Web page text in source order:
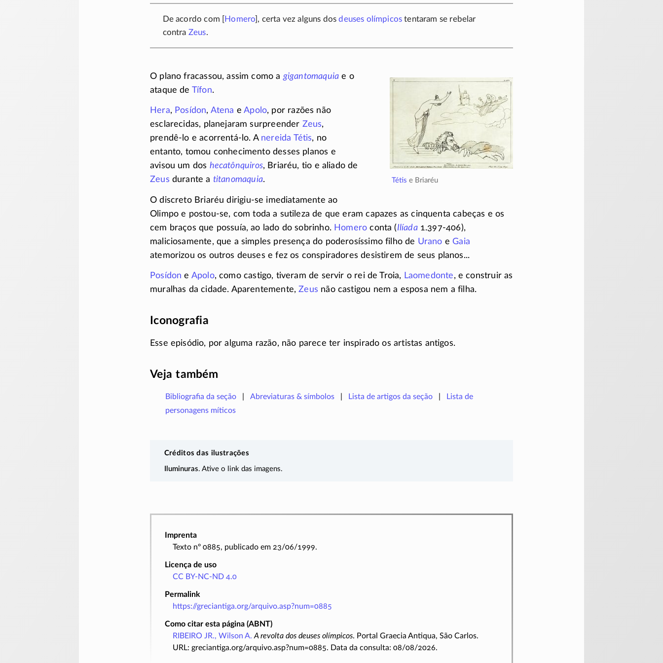
De acordo com [ Homero ], certa vez alguns dosdeuses olímpicos tentaram se rebelar
contra Zeus.
Tétis e Briaréu
O plano fracassou, assim como a gigantomaquia e o
ataque de Tífon.
Hera, Posídon, Atena eApolo, por razões não
esclarecidas, planejaram surpreender Zeus,
prendê-lo eacorrentá-lo. A nereida Tétis, no
entanto, tomou conhecimento desses planos e
avisou um dos hecatônquiros, Briaréu, tio e aliado de
Zeus durante a titanomaquia.
O discreto Briaréudirigiu-se imediatamente ao
Olimpo e postou-se, com toda a sutileza de que eram capazes as cinquenta cabeças e os
cem braços que possuía, ao lado do sobrinho. Homero conta (Ilíada1.397-406),
maliciosamente, que a simples presença do poderosíssimo filho de Urano eGaia
atemorizou os outros deuses e fez os conspiradores desistirem de seus planos...
Posídon e Apolo, como castigo, tiveram de servir o rei de Troia, Laomedonte, e construir as
muralhas da cidade. Aparentemente,Zeus não castigou nem a esposa nem a filha.
Iconografia
Esse episódio, por alguma razão, não parece ter inspirado os artistas antigos.
Veja também
Bibliografia da seção Abreviaturas & símbolos Lista de artigos da seção
Lista de
personagens míticos
Créditos das ilustrações
Iluminuras. Ative o link das imagens.
Imprenta
Texto nº 0885, publicado em 23/06/1999.
Licença de uso
CC BY-NC-ND 4.0
Permalink
https://greciantiga.org/arquivo.asp?num=0885
Como citar esta página (ABNT)
RIBEIRO JR., Wilson A. A revolta dos deuses olímpicos. Portal Graecia Antiqua, São Carlos.
URL: greciantiga.org/arquivo.asp?num=0885. Data da consulta: 08/08/2026.